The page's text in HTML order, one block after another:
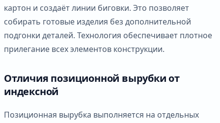
картон и создаёт линии биговки. Это позволяет
собирать готовые изделия без дополнительной
подгонки деталей. Технология обеспечивает плотное
прилегание всех элементов конструкции.
Отличия позиционной вырубки от
индексной
Позиционная вырубка выполняется на отдельных